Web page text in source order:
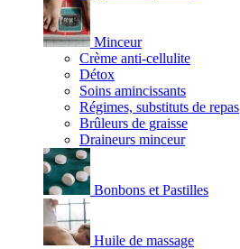
Minceur
Crème anti-cellulite
Détox
Soins amincissants
Régimes, substituts de repas
Brûleurs de graisse
Draineurs minceur
Bonbons et Pastilles
Huile de massage